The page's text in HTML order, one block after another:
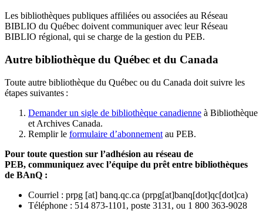
Les bibliothèques publiques affiliées ou associées au Réseau
BIBLIO du Québec doivent communiquer avec leur Réseau
BIBLIO régional, qui se charge de la gestion du PEB.
Autre bibliothèque du Québec et du Canada
Toute autre bibliothèque du Québec ou du Canada doit suivre les
étapes suivantes :
Demander un sigle de bibliothèque canadienne à Bibliothèque
et Archives Canada.
Remplir le formulaire d’abonnement au PEB.
Pour toute question sur l’adhésion au réseau de
PEB, communiquez avec l’équipe du prêt entre bibliothèques
de BAnQ :
Courriel : prpg [at] banq.qc.ca (prpg[at]banq[dot]qc[dot]ca)
Téléphone : 514 873-1101, poste 3131, ou 1 800 363-9028